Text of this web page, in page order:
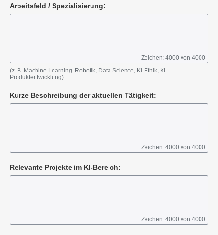
Arbeitsfeld / Spezialisierung:
Zeichen: 4000 von 4000
(z. B. Machine Learning, Robotik, Data Science, KI-Ethik, KI-
Produktentwicklung)
Kurze Beschreibung der aktuellen Tätigkeit:
Zeichen: 4000 von 4000
Relevante Projekte im KI-Bereich:
Zeichen: 4000 von 4000